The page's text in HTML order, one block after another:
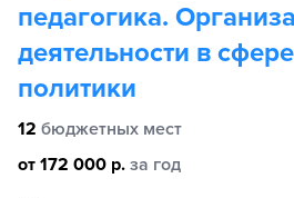
педагогика.
деятельности в
политики
12 бюджетных мест
от 172 000 р. за год